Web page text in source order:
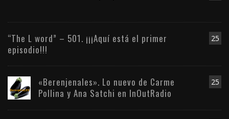
25
“The L word” – 501. ¡¡¡Aquí está el primer
episodio!!!
25
«Berenjenales». Lo nuevo de Carme
Pollina y Ana Satchi en InOutRadio